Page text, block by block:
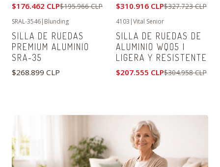
$176.462 CLP$195.966 CLP $310.916 CLP$327.723 CLP
SRAL-3546| Blunding
SILLA DE RUEDAS
PREMIUM ALUMINIO
SRA-35
$268.899 CLP
No disponible
4103 |Vital Senior
SILLA DE RUEDAS DE
ALUMINIO WQ05 |
LIGERA Y RESISTENTE
$207.555 CLP$304.958 CLP